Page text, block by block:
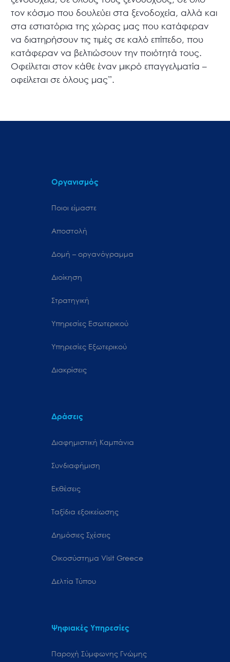
τον κόσμο που δουλεύει στα ξενοδοχεία, αλλά και
στα εστιατόρια της χώρας μας που κατάφεραν
να διατηρήσουν τις τιμές σε καλό επίπεδο, που
κατάφεραν να βελτιώσουν την ποιότητά τους.
Οφείλεται στον κάθε έναν μικρό επαγγελματία –
οφείλεται σε όλους μας”.
Οργανισμός
Ποιοι είμαστε
Αποστολή
Δομή – οργανόγραμμα
Διοίκηση
Στρατηγική
Υπηρεσίες Εσωτερικού
Υπηρεσίες Εξωτερικού
Διακρίσεις
Δράσεις
Διαφημιστική Καμπάνια
Συνδιαφήμιση
Εκθέσεις
Ταξίδια εξοικείωσης
Δημόσιες Σχέσεις
Oικοσύστημα Visit Greece
Δελτία Τύπου
Ψηφιακές Υπηρεσίες
Παροχή Σύμφωνης Γνώμης